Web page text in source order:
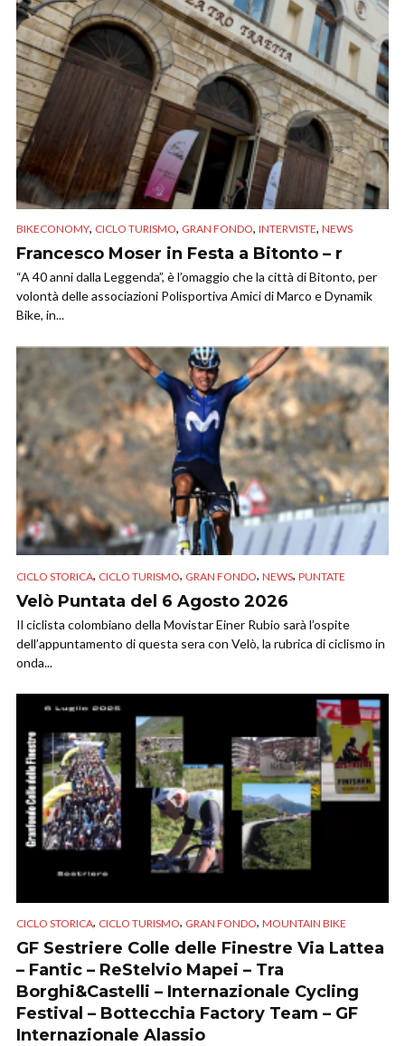
BIKECONOMY, CICLO TURISMO, GRAN FONDO, INTERVISTE, NEWS
Francesco Moser in Festa a Bitonto – r
“A 40 anni dalla Leggenda”, è l’omaggio che la città di Bitonto, per
volontà delle associazioni Polisportiva Amici di Marco e Dynamik
Bike, in...
CICLO STORICA, CICLO TURISMO, GRAN FONDO, NEWS, PUNTATE
Velò Puntata del 6 Agosto 2026
Il ciclista colombiano della Movistar Einer Rubio sarà l’ospite
dell’appuntamento di questa sera con Velò, la rubrica di ciclismo in
onda...
CICLO STORICA, CICLO TURISMO, GRAN FONDO, MOUNTAIN BIKE
GF Sestriere Colle delle Finestre Via Lattea
– Fantic – ReStelvio Mapei – Tra
Borghi&Castelli – Internazionale Cycling
Festival – Bottecchia Factory Team – GF
Internazionale Alassio